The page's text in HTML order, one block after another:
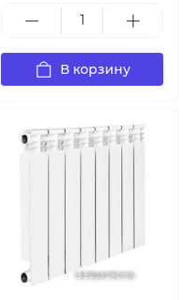
В корзину